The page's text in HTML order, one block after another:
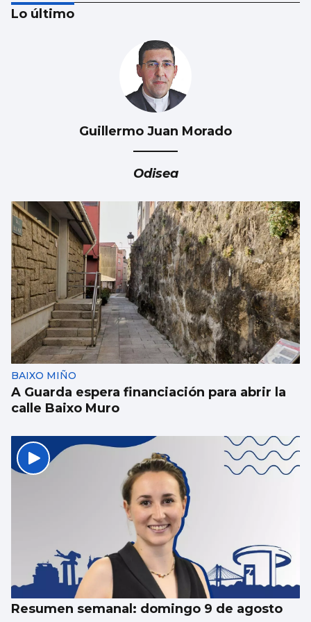
guiso, abertos a todo”
Lo último
Guillermo Juan Morado
Odisea
BAIXO MIÑO
A Guarda espera financiación para abrir la
calle Baixo Muro
Resumen semanal: domingo 9 de agosto